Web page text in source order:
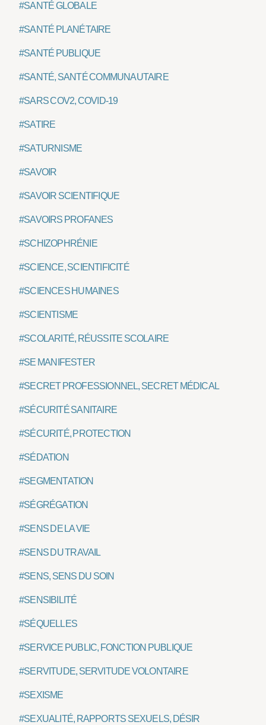
#SANTÉ GLOBALE
#SANTÉ PLANÉTAIRE
#SANTÉ PUBLIQUE
#SANTÉ, SANTÉ COMMUNAUTAIRE
#SARS COV2, COVID-19
#SATIRE
#SATURNISME
#SAVOIR
#SAVOIR SCIENTIFIQUE
#SAVOIRS PROFANES
#SCHIZOPHRÉNIE
#SCIENCE, SCIENTIFICITÉ
#SCIENCES HUMAINES
#SCIENTISME
#SCOLARITÉ, RÉUSSITE SCOLAIRE
#SE MANIFESTER
#SECRET PROFESSIONNEL, SECRET MÉDICAL
#SÉCURITÉ SANITAIRE
#SÉCURITÉ, PROTECTION
#SÉDATION
#SEGMENTATION
#SÉGRÉGATION
#SENS DE LA VIE
#SENS DU TRAVAIL
#SENS, SENS DU SOIN
#SENSIBILITÉ
#SÉQUELLES
#SERVICE PUBLIC, FONCTION PUBLIQUE
#SERVITUDE, SERVITUDE VOLONTAIRE
#SEXISME
#SEXUALITÉ, RAPPORTS SEXUELS, DÉSIR